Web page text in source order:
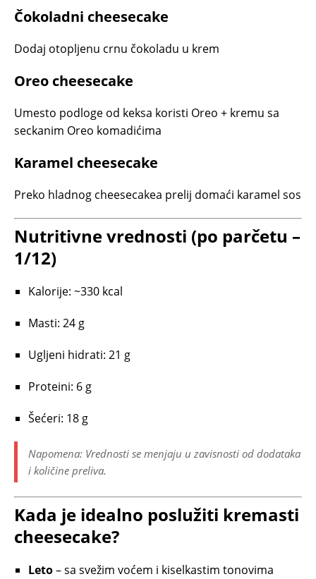
Čokoladni cheesecake
Dodaj otopljenu crnu čokoladu u krem
Oreo cheesecake
Umesto podloge od keksa koristi Oreo + kremu sa
seckanim Oreo komadićima
Karamel cheesecake
Preko hladnog cheesecakea prelij domaći karamel sos
Nutritivne vrednosti (po parčetu –
1/12)
Kalorije: ~330 kcal
Masti: 24 g
Ugljeni hidrati: 21 g
Proteini: 6 g
Šećeri: 18 g
Napomena: Vrednosti se menjaju u zavisnosti od dodataka
i količine preliva.
Kada je idealno poslužiti kremasti
cheesecake?
Leto– sa svežim voćem i kiselkastim tonovima